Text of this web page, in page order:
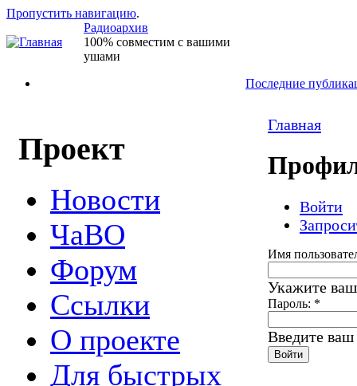
Пропустить навигацию.
Радиоархив
100% совместим с вашими
ушами
Последние
Проект
Новости
ЧаВО
Форум
Ссылки
О проекте
Для быстрых
Главная
Войти
Имя
Укажите
Пароль: *
Введите ваш